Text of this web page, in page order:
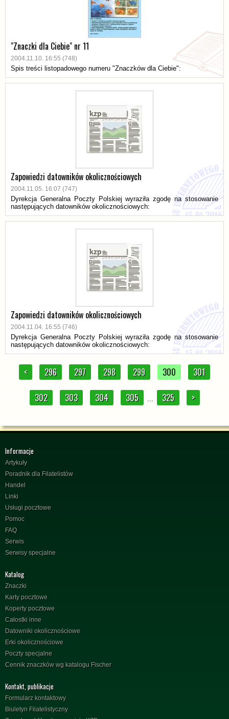
"Znaczki dla Ciebie" nr 11
2004.11.10. 16:55 (748)
Spis treści listopadowego numeru "Znaczków dla Ciebie":
Zapowiedzi datowników okolicznościowych
2004.11.05. 16:07 (747)
Dyrekcja Generalna Poczty Polskiej wyraziła zgodę na stosowanie
następujących datowników okolicznościowych:
Zapowiedzi datowników okolicznościowych
2004.11.04. 16:55 (746)
Dyrekcja Generalna Poczty Polskiej wyraziła zgodę na stosowanie
następujących datowników okolicznościowych:
< 296 297 298 299 300 301
302 303 304 305 ... 325 >
Informacje
Artykuły
Poradnik dla Filatelistów
Handel
Linki
Usługi pocztowe
Pomoc
FAQ
Serwis
Serwisy specjalne
Katalog
Znaczki
Karty pocztowe
Koperty pocztowe
Całostki inne
Datowniki okolicznościowe
Erki okolicznościowe
Poczty specjalne
Cennik znaczków wg katalogu Fischer
Kontakt, publikacje
Formularz kontaktowy
Biuletyn Filatelistyczny